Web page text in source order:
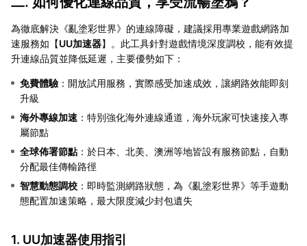
為徹底解決《亂塗彩世界》的連線障礙，建議採用專業遊戲網路加
速服務如【UU加速器】。此工具針對遊戲情境深度調校，能有效提
升連線品質並降低延遲，主要優勢如下：
免費體驗 ：開放試用服務，實際感受加速成效，讓網路效能即刻
升級
海外專線加速 ：特別強化海外連線通道，海外玩家可快速接入專
屬節點
全球佈署節點：於日本、北美、澳洲等地皆設有服務節點，自動
分配最佳傳輸路徑
智慧動態調校 ：即時監測網路狀態，為《亂塗彩世界》等手遊動
態配置加速策略，最大限度減少封包遺失
1. UU加速器使用指引